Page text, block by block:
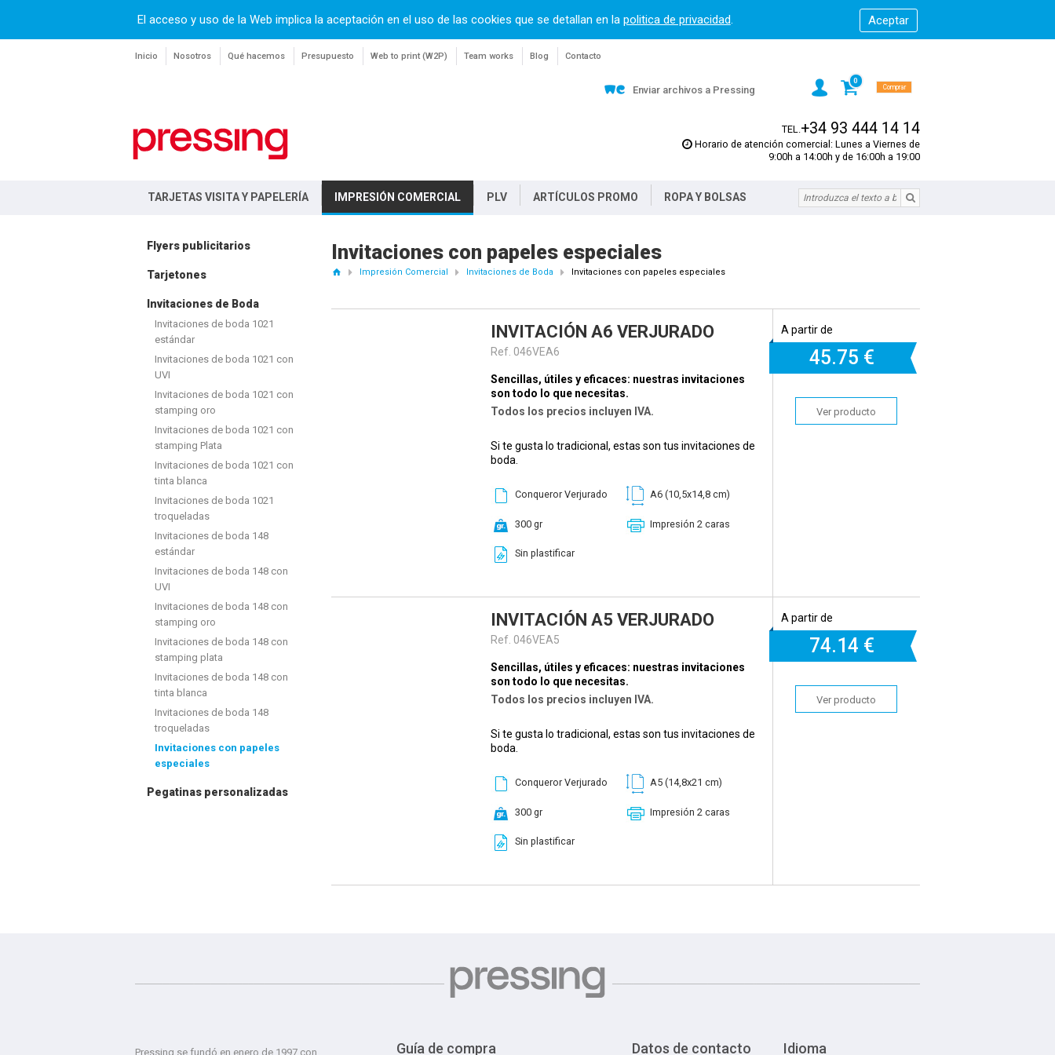
El acceso y uso de la Web implica la aceptación en el uso de las cookies que se detallan en la politica de privacidad.
Inicio Nosotros Qué hacemos Presupuesto Web to print (W2P) Team works Blog Contacto
Enviar archivos a Pressing
0
Comprar
TEL.+34 93 444 14 14
Horario de atención comercial: Lunes a Viernes de
9:00h a 14:00h y de 16:00h a 19:00
TARJETAS VISITA Y PAPELERÍA IMPRESIÓN COMERCIAL PLV ARTÍCULOS PROMO ROPA Y BOLSAS
Flyers publicitarios
Tarjetones
Invitaciones de Boda
Invitaciones de boda 1021
estándar
Invitaciones de boda 1021 con
UVI
Invitaciones de boda 1021 con
stamping oro
Invitaciones de boda 1021 con
stamping Plata
Invitaciones de boda 1021 con
tinta blanca
Invitaciones de boda 1021
troqueladas
Invitaciones de boda 148
estándar
Invitaciones de boda 148 con
UVI
Invitaciones de boda 148 con
stamping oro
Invitaciones de boda 148 con
stamping plata
Invitaciones de boda 148 con
tinta blanca
Invitaciones de boda 148
troqueladas
Invitaciones con papeles
especiales
Pegatinas personalizadas
Invitaciones con papeles especiales
Impresión Comercial Invitaciones de Boda Invitaciones con papeles especiales
INVITACIÓN A6 VERJURADO
Ref. 046VEA6
Sencillas, útiles y eficaces: nuestras invitaciones
son todo lo que necesitas.
Todos los precios incluyen IVA.
Si te gusta lo tradicional, estas son tus invitaciones de
boda.
Conqueror Verjurado A6 (10,5x14,8 cm)
300 gr Impresión 2 caras
Sin plastificar
A partir de
45.75 €
Ver producto
INVITACIÓN A5 VERJURADO
Ref. 046VEA5
Sencillas, útiles y eficaces: nuestras invitaciones
son todo lo que necesitas.
Todos los precios incluyen IVA.
Si te gusta lo tradicional, estas son tus invitaciones de
boda.
Conqueror Verjurado A5 (14,8x21 cm)
300 gr Impresión 2 caras
Sin plastificar
A partir de
74.14 €
Ver producto
Pressing se fundó en enero de 1997 con Guía de compra Datos de contacto Idioma